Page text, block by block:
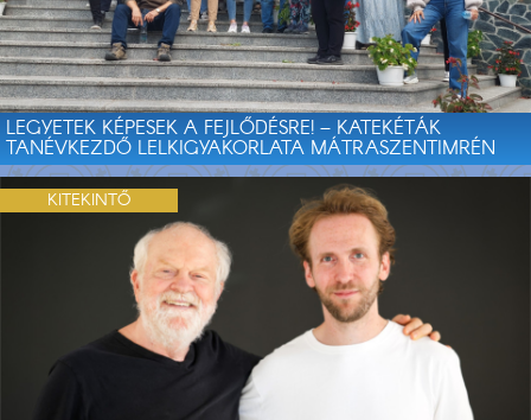
LEGYETEK KÉPESEK A FEJLŐDÉSRE! – KATEKÉTÁK
TANÉVKEZDŐ LELKIGYAKORLATA MÁTRASZENTIMRÉN
KITEKINTŐ